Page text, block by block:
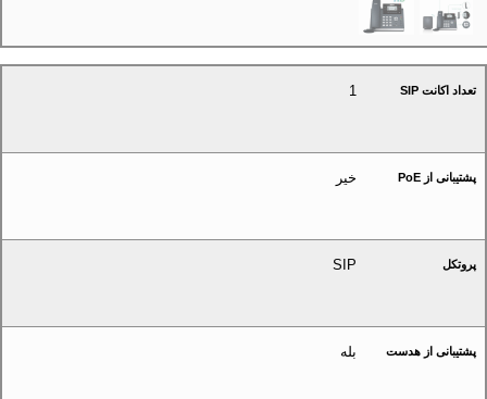
تعداد اکانت SIP 1
پشتیبانی از PoE خیر
پروتکل SIP
پشتیبانی از هدست بله